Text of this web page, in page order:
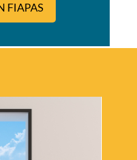
FIAPAS